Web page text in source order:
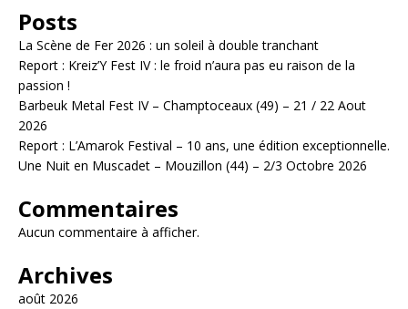
Posts
La Scène de Fer 2026 : un soleil à double tranchant
Report : Kreiz’Y Fest IV : le froid n’aura pas eu raison de la
passion !
Barbeuk Metal Fest IV – Champtoceaux (49) – 21 / 22 Aout
2026
Report : L’Amarok Festival – 10 ans, une édition exceptionnelle.
Une Nuit en Muscadet – Mouzillon (44) – 2/3 Octobre 2026
Commentaires
Aucun commentaire à afficher.
Archives
août 2026